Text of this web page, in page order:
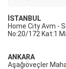
İSTANBUL
Home City Avm -
No:20/172 Kat:1
ANKARA
Aşağıöveçler